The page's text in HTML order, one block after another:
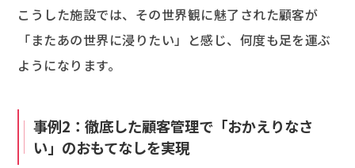
こうした施設では、その世界観に魅了された顧客が
「またあの世界に浸りたい」と感じ、何度も足を運ぶ
ようになります。
事例2：徹底した顧客管理で「おかえりなさ
い」のおもてなしを実現